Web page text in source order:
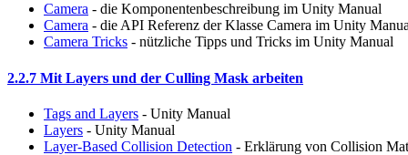
Camera - die Komponentenbeschreibung im Unity Manual
Camera - die API Referenz der Klasse Camera im Unity
Camera Tricks - nützliche Tipps und Tricks im Unity Manual
2.2.7 Mit Layers und der Culling Mask arbeiten
Tags and Layers - Unity Manual
Layers - Unity Manual
Layer-Based Collision Detection - Erklärung von Collision